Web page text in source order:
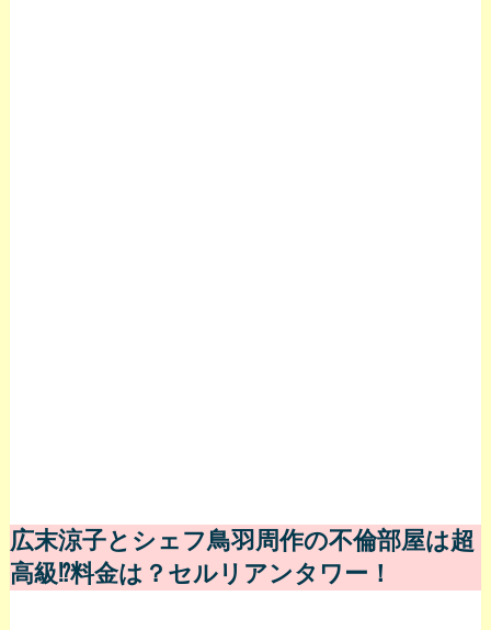
広末涼子とシェフ鳥羽周作の不倫部屋は超
高級⁉料金は？セルリアンタワー！